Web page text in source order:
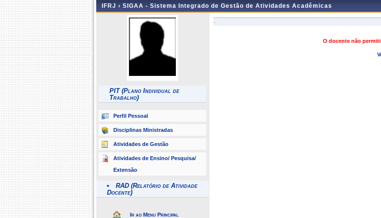
IFRJ › SIGAA - Sistema Integrado de Gestão de Atividades Acadêmicas
PIT (Plano Individual de
Trabalho)
Perfil Pessoal
Disciplinas Ministradas
Atividades de Gestão
Atividades de Ensino/ Pesquisa/
Extensão
RAD (Relatório de Atividade
Docente)
Ir ao Menu Principal
-
O docente não